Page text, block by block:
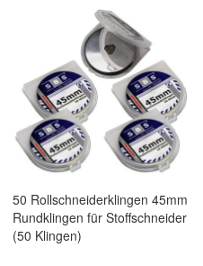
50 Rollschneiderklingen 45mm
Rundklingen für Stoffschneider
(50 Klingen)